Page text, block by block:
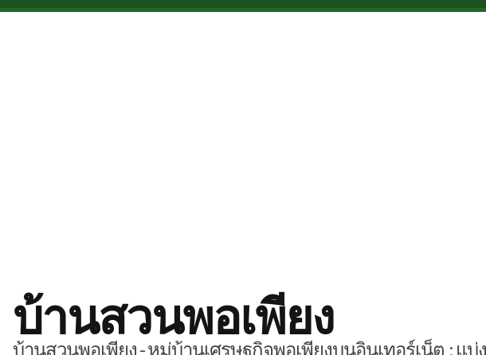
บ้านสวนพอเพียง
บ้านสวนพอเพียง - หมู่บ้านเศรษฐกิจพอเพียงบนอินเทอร์เน็ต : แบ่